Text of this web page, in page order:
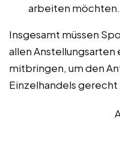
arbeiten möchten.
Insgesamt müssen
allen
mitbringen, um den
Einzelhandels gerecht